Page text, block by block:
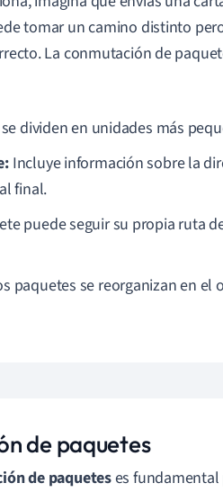
tomar un camino distinto
La conmutación de
dividen en unidades más
Incluye información sobre la
final.
puede seguir su propia ruta
paquetes se reorganizan en el
de paquetes
de paqueteses fundamental